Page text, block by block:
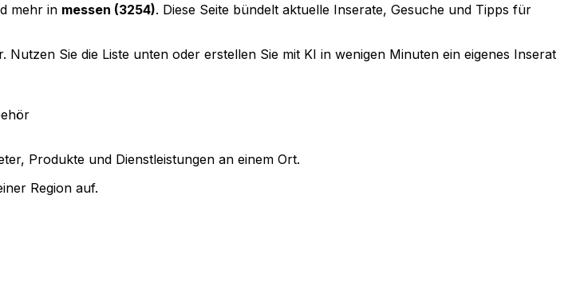
mehr in messen (3254). Diese Seite bündelt aktuelle Inserate, Gesuche und Tipps für
Nutzen Sie die Liste unten oder erstellen Sie mit KI in wenigen Minuten ein eigenes Inserat
Produkte und Dienstleistungen an einem Ort.
Region auf.